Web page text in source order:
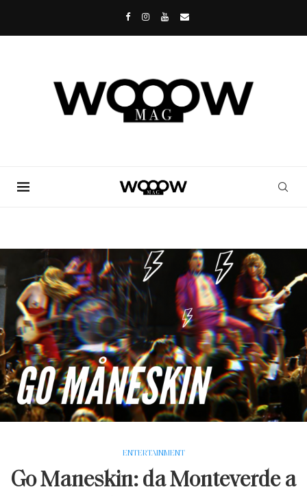
ENTERTAINMENT
Go Maneskin: da Monteverde a